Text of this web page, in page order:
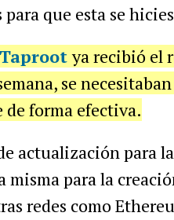
que esta se
Taprootya recibió el
se
de forma efectiva.
actualización para
misma para la
redes como